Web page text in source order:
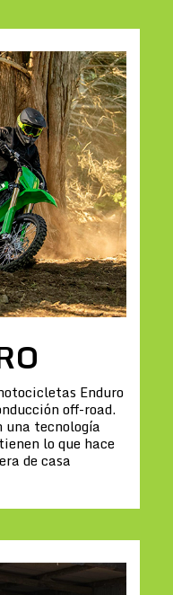
Enduro
off-road.
una tecnología
lo que hace
de casa